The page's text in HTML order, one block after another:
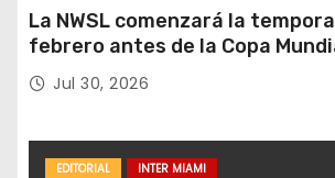
La NWSL comenzará la
febrero antes de la Copa
del próximo verano.
Jul 30, 2026
EDITORIAL INTER MIAMI